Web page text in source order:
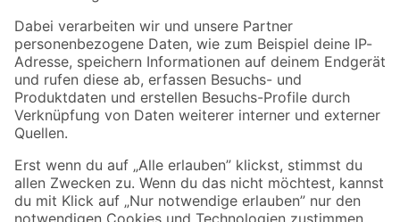
Zahlungsarten Versandarten
Sicher einkaufen
Jetzt die toom-App herunterladen